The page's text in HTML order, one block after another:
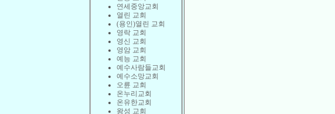
연세중앙교회
열린 교회
(용인)열린 교회
영락 교회
영신 교회
영암 교회
예능 교회
예수사람들교회
예수소망교회
오륜 교회
온누리교회
온유한교회
왕성 교회